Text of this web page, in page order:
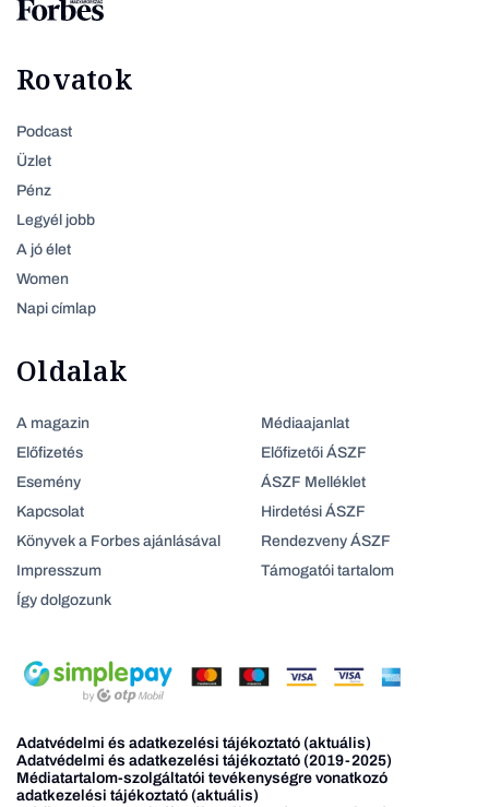
Rovatok
Podcast
Üzlet
Pénz
Legyél jobb
A jó élet
Women
Napi címlap
Oldalak
A magazin
Előfizetés
Esemény
Kapcsolat
Könyvek a Forbes ajánlásával
Impresszum
Így dolgozunk
Médiaajanlat
Előfizetői ÁSZF
ÁSZF Melléklet
Hirdetési ÁSZF
Rendezveny ÁSZF
Támogatói tartalom
Adatvédelmi és adatkezelési tájékoztató (aktuális)
Adatvédelmi és adatkezelési tájékoztató (2019-2025)
Médiatartalom-szolgáltatói tevékenységre vonatkozó
adatkezelési tájékoztató (aktuális)